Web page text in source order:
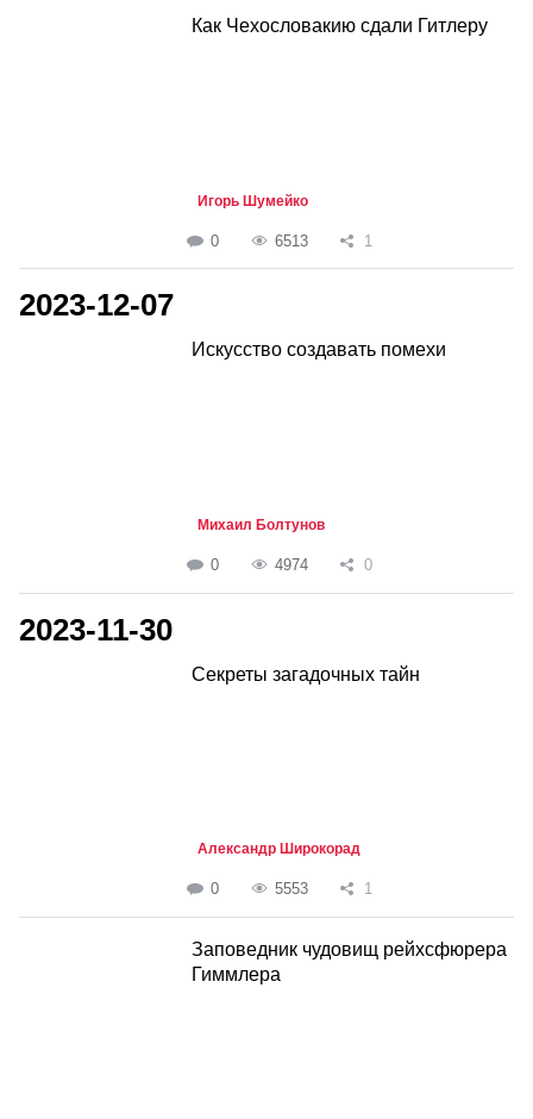
Как Чехословакию сдали Гитлеру
Игорь Шумейко
0 6513 1
2023-12-07
Искусство создавать помехи
Михаил Болтунов
0 4974 0
2023-11-30
Секреты загадочных тайн
Александр Широкорад
0 5553 1
Заповедник чудовищ рейхсфюрера
Гиммлера